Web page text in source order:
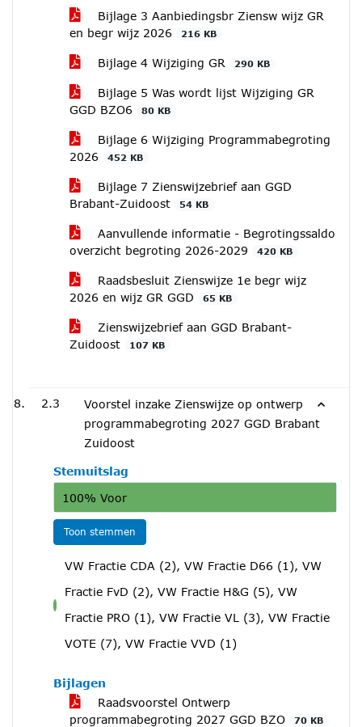
Bijlage 3 Aanbiedingsbr Ziensw wijz GR
en begr wijz 2026
216 KB
Bijlage 4 Wijziging GR 290 KB
Bijlage 5 Was wordt lijst Wijziging GR
GGD BZO6
80 KB
Bijlage 6 Wijziging Programmabegroting
2026
452 KB
Bijlage 7 Zienswijzebrief aan GGD
Brabant-Zuidoost
54 KB
Aanvullende informatie - Begrotingssaldo
overzicht begroting 2026-2029
420 KB
Raadsbesluit Zienswijze 1e begr wijz
2026 en wijz GR GGD
65 KB
Zienswijzebrief aan GGD Brabant-
Zuidoost
107 KB
2.3
Voorstel inzake Zienswijze op ontwerp
programmabegroting 2027 GGD Brabant
Zuidoost
Stemuitslag
100% Voor
Toon stemmen
voor
VW Fractie CDA (2), VW Fractie D66 (1), VW
Fractie FvD (2), VW Fractie H&G (5), VW
Fractie PRO (1), VW Fractie VL (3), VW Fractie
VOTE (7), VW Fractie VVD (1)
Bijlagen
Raadsvoorstel Ontwerp
programmabegroting 2027 GGD BZO
70 KB